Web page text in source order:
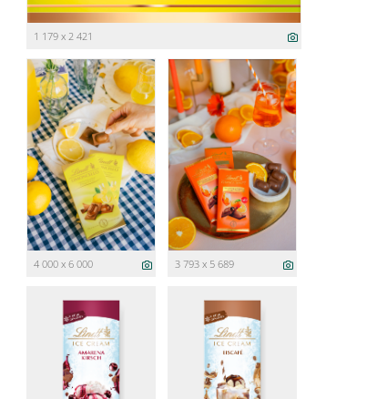
1 179 x 2 421
4 000 x 6 000 3 793 x 5 689